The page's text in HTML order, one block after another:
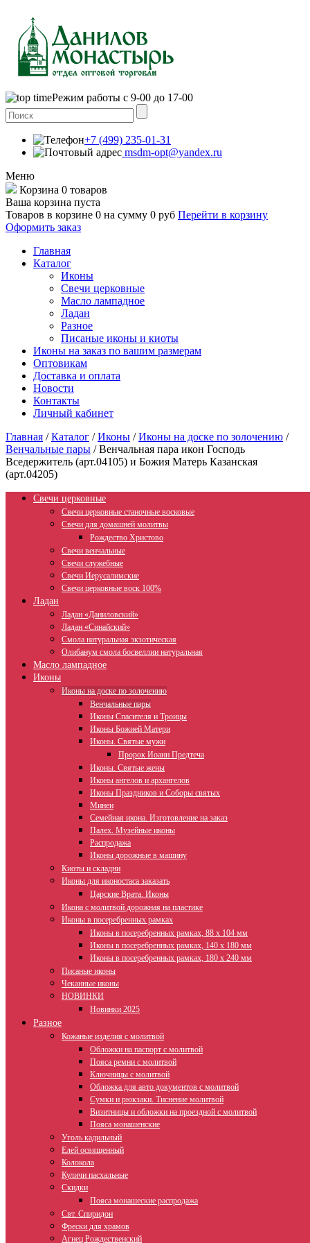
Режим работы с 9-00 до 17-00
+7 (499) 235-01-31
msdm-opt@yandex.ru
Меню
Корзина 0 товаров
Ваша корзина пуста
Товаров в корзине 0 на сумму 0 руб Перейти в корзину
Оформить заказ
Главная
Каталог
Иконы
Свечи церковные
Масло лампадное
Ладан
Разное
Писаные иконы и киоты
Иконы на заказ по вашим размерам
Оптовикам
Доставка и оплата
Новости
Контакты
Личный кабинет
Главная /Каталог /Иконы /Иконы на доске по золочению /
Венчальные пары /Венчальная пара икон Господь
Вседержитель (арт.04105) и Божия Матерь Казанская
(арт.04205)
Свечи церковные
Свечи церковные станочные восковые
Свечи для домашней молитвы
Рождество Христово
Свечи венчальные
Свечи служебные
Свечи Иерусалимские
Свечи церковные воск 100%
Ладан
Ладан «Даниловский»
Ладан «Синайский»
Смола натуральная экзотическая
Олибанум смола босвеллии натуральная
Масло лампадное
Иконы
Иконы на доске по золочению
Венчальные пары
Иконы Спасителя и Троицы
Иконы Божией Матери
Иконы. Святые мужи
Пророк Иоанн Предтеча
Иконы. Святые жены
Иконы ангелов и архангелов
Иконы Праздников и Соборы святых
Минеи
Семейная икона. Изготовление на заказ
Палех. Музейные иконы
Распродажа
Иконы дорожные в машину
Киоты и складни
Иконы для иконостаса заказать
Царские Врата. Иконы
Икона с молитвой дорожная на пластике
Иконы в посеребренных рамках
Иконы в посеребренных рамках, 88 х 104 мм
Иконы в посеребренных рамках, 140 х 180 мм
Иконы в посеребренных рамках, 180 х 240 мм
Писаные иконы
Чеканные иконы
НОВИНКИ
Новинки 2025
Разное
Кожаные изделия с молитвой
Обложки на паспорт с молитвой
Пояса ремни с молитвой
Ключницы с молитвой
Обложка для авто документов с молитвой
Сумки и рюкзаки. Тиснение молитвой
Визитницы и обложки на проездной с молитвой
Пояса монашенские
Уголь кадильный
Елей освященный
Колокола
Куличи пасхальные
Скидки
Пояса монашеские распродажа
Свт. Спиридон
Фрески для храмов
Агнец Рождественский